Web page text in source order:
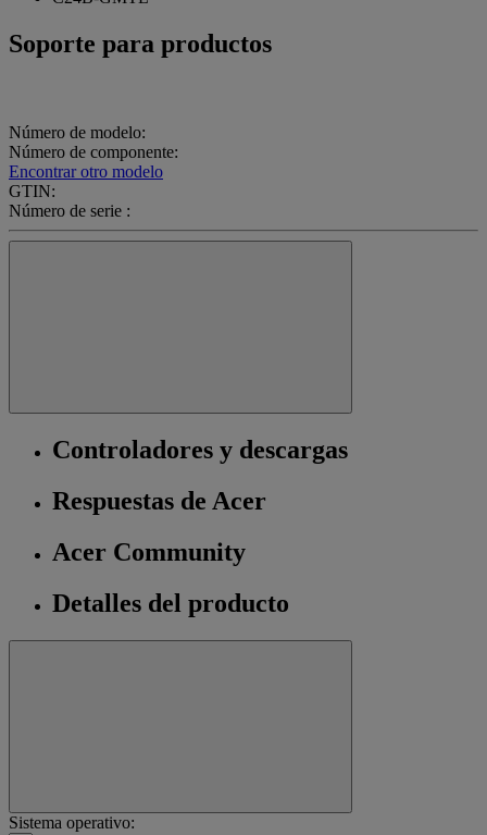
Soporte para productos
Número de modelo:
Número de componente:
Encontrar otro modelo
GTIN:
Número de serie :
Controladores y descargas
Respuestas de Acer
Acer Community
Detalles del producto
Sistema operativo: